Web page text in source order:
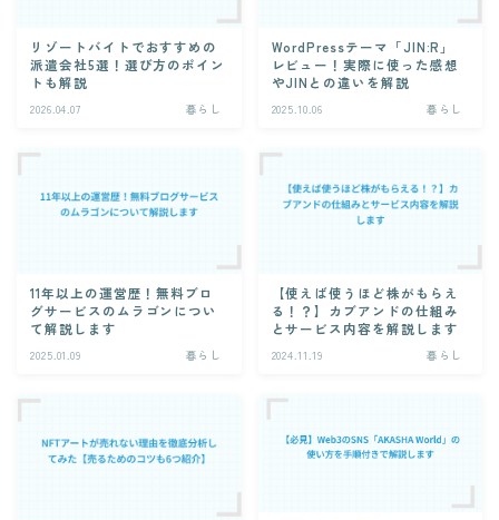
リゾートバイトでおすすめの
派遣会社5選！選び方のポイン
トも解説
2026.04.07 暮らし
WordPressテーマ「JIN:R」
レビュー！実際に使った感想
やJINとの違いを解説
2025.10.06 暮らし
11年以上の運営歴！無料ブロ
グサービスのムラゴンについ
て解説します
2025.01.09 暮らし
【使えば使うほど株がもらえ
る！？】カブアンドの仕組み
とサービス内容を解説します
2024.11.19 暮らし